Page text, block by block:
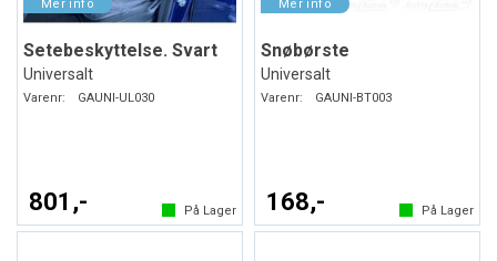
Setebeskyttelse. Svart
Universalt
Varenr: GAUNI-UL030
801,- På Lager
Snøbørste
Universalt
Varenr: GAUNI-BT003
168,- På Lager